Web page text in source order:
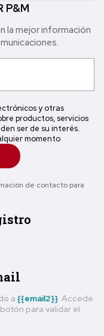
P&M
la mejor in formación
y otras
productos, servicios
ser de su interés.
momento
de contacto para
a {{email2}}. Accede
para validar el